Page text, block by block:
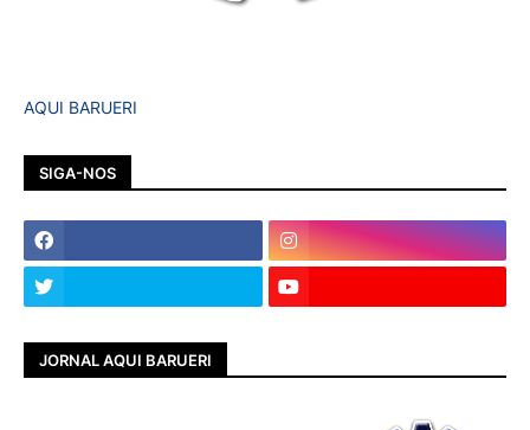
AQUI BARUERI
SIGA-NOS
JORNAL AQUI BARUERI